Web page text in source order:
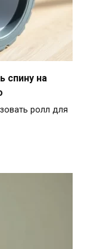
спину на
ролл для